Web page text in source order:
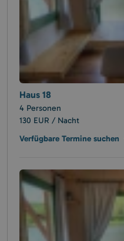
Haus 18
4 Personen
130 EUR / Nacht
Verfügbare Termine suchen